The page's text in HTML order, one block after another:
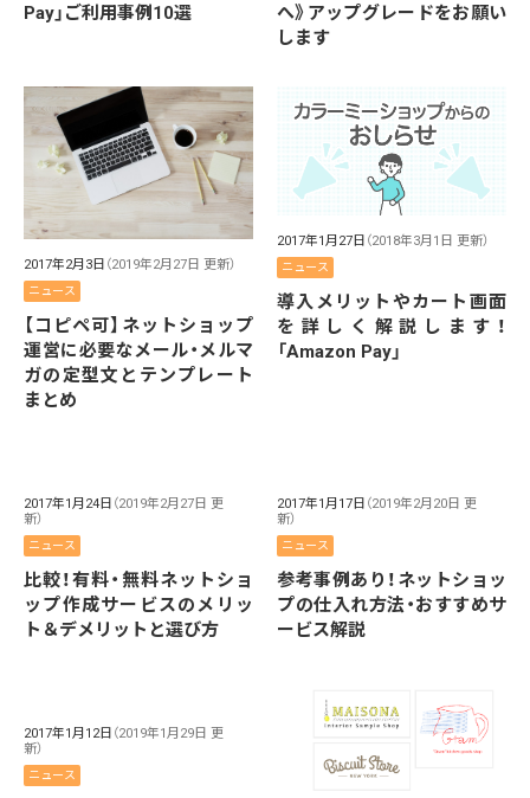
Pay」ご利用事例10選
へ》アップグレードをお願い
します
2017年2月3日 （2019年2月27日 更新）
ニュース
【コピペ可】ネットショップ
運営に必要なメール・メルマ
ガの定型文とテンプレート
まとめ
2017年1月27日 （2018年3月1日 更新）
ニュース
導入メリットやカート画面
を詳しく解説します！
「Amazon Pay」
2017年1月24日 （2019年2月27日 更
新）
ニュース
比較！有料・無料ネットショ
ップ作成サービスのメリッ
ト＆デメリットと選び方
2017年1月17日 （2019年2月20日 更
新）
ニュース
参考事例あり！ネットショッ
プの仕入れ方法・おすすめサ
ービス解説
2017年1月12日 （2019年1月29日 更
新）
ニュース